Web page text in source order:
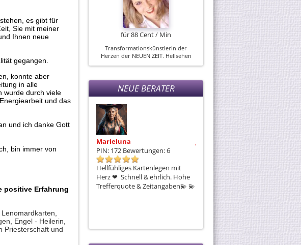
für 88 Cent / Min
Transformationskünstlerin der
Herzen der NEUEN ZEIT. Hellsehen
ohne Hilfsmittel, Channel-Medium.
Seelenfühlen &
Seelenschau,Energiearbeit,
Frequenzarbeit, Seelenarbeit
Heilpraktikerin, Kräuterhexe--Tips
NEUE BERATER
164 Bewertungen: 4
aus der Seele✨
Spirituelle Führung,
Marieluna
PIN: 172 Bewertungen: 6
Hellfühliges Kartenlegen mit
Herz ❤ ️ Schnell & ehrlich. Hohe
Trefferquote & Zeitangaben💫 💫
Bewertungen: 4
Nachts wach und die Gedanken
kreisen? Ich lege die Lenormand-
Karten und sage dir ehrlich, was
schriftliche Mail-Deutung, innert
anwesend bin. Oder im Chat und
am Telefon: Beratercode 152.
es gibt für
Sie mit meiner
Ihnen neue
gegangen.
konnte aber
in alle
wurde durch viele
und das
und ich danke Gott
bin immer von
positive Erfahrung
Engel - Heilerin,
Priesterschaft und